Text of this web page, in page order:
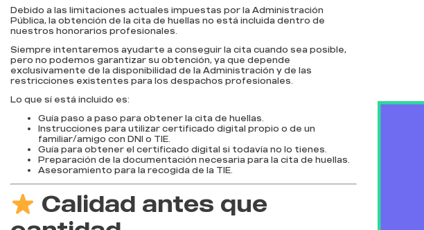
Debido a las limitaciones actuales impuestas por la Administración
Pública, la obtención de la cita de huellas no está incluida dentro de
nuestros honorarios profesionales.
Siempre intentaremos ayudarte a conseguir la cita cuando sea posible,
pero no podemos garantizar su obtención, ya que depende
exclusivamente de la disponibilidad de la Administración y de las
restricciones existentes para los despachos profesionales.
Lo que sí está incluido es:
Guía paso a paso para obtener la cita de huellas.
Instrucciones para utilizar certificado digital propio o de un
familiar/amigo con DNI o TIE.
Guía para obtener el certificado digital si todavía no lo tienes.
Preparación de la documentación necesaria para la cita de huellas.
Asesoramiento para la recogida de la TIE.
Calidad antes que